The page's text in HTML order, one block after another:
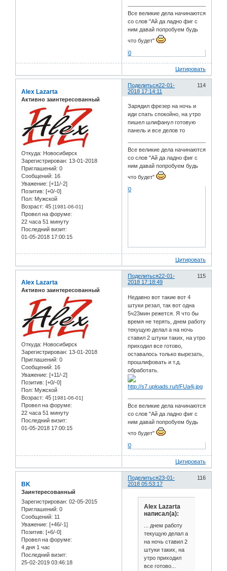
Все великие дела начинаются
со слов "Ай да ладно фиг с
ним давай попробуем будь
что будет"
0
Цитировать
Поделиться 114
22-01-
2018 17:14:11
Alex Lazarta
Активно заинтересованный
Откуда: Новосибирск
Зарегистрирован: 13-01-2018
Приглашений: 0
Сообщений: 16
Уважение: [+11/-2]
Позитив: [+0/-0]
Пол: Мужской
Возраст: 45 [1981-06-01]
Провел на форуме:
22 часа 51 минуту
Последний визит:
01-05-2018 17:00:15
Зарядил фрезер на ночь и
иди спать спокойно, на утро
пишел шлифанул готовую
панель и все делов то
Все великие дела начинаются
со слов "Ай да ладно фиг с
ним давай попробуем будь
что будет"
0
Цитировать
Поделиться 115
22-01-
2018 17:18:49
Alex Lazarta
Активно заинтересованный
Откуда: Новосибирск
Зарегистрирован: 13-01-2018
Приглашений: 0
Сообщений: 16
Уважение: [+11/-2]
Позитив: [+0/-0]
Пол: Мужской
Возраст: 45 [1981-06-01]
Провел на форуме:
22 часа 51 минуту
Последний визит:
01-05-2018 17:00:15
Недавно вот такие вот 4
штуки резал, так вот одна
5ч23мин режется. Я что бы
время не терять, днем работу
текущую делал а на ночь
ставил 2 штуки таких, на утро
приходил все готово,
оставалось только вырезать,
прошлифовать и т.д.
обработать.
Все великие дела начинаются
со слов "Ай да ладно фиг с
ним давай попробуем будь
что будет"
0
Цитировать
Поделиться 116
23-01-
2018 05:53:17
BK
Заинтересованный
Зарегистрирован: 02-05-2015
Приглашений: 0
Сообщений: 11
Уважение: [+46/-1]
Позитив: [+6/-0]
Провел на форуме:
4 дня 1 час
Последний визит:
25-02-2019 03:46:18
Alex Lazarta
написал(а):
... днем работу
текущую делал а
на ночь ставил 2
штуки таких, на
утро приходил
все готово...